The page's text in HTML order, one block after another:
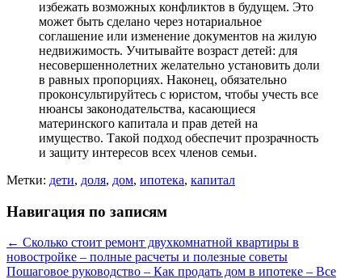
избежать возможных конфликтов в будущем. Это
может быть сделано через нотариальное
соглашение или изменение документов на жилую
недвижимость. Учитывайте возраст детей: для
несовершеннолетних желательно установить доли
в равных пропорциях. Наконец, обязательно
проконсультируйтесь с юристом, чтобы учесть все
нюансы законодательства, касающиеся
материнского капитала и прав детей на
имущество. Такой подход обеспечит прозрачность
и защиту интересов всех членов семьи.
Метки: дети, доля, дом, ипотека, капитал
Навигация по записям
← Сколько стоит ремонт двухкомнатной квартиры в
новостройке – полные расчеты и полезные советы
Пошаговое руководство – Как продать дом в ипотеке – Все